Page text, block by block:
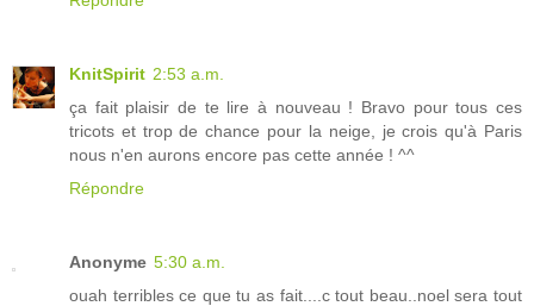
KnitSpirit 2:53 a.m.
ça fait plaisir de te lire à nouveau ! Bravo pour tous ces
tricots et trop de chance pour la neige, je crois qu'à Paris
nous n'en aurons encore pas cette année ! ^^
Répondre
Anonyme 5:30 a.m.
ouah terribles ce que tu as fait....c tout beau..noel sera tout